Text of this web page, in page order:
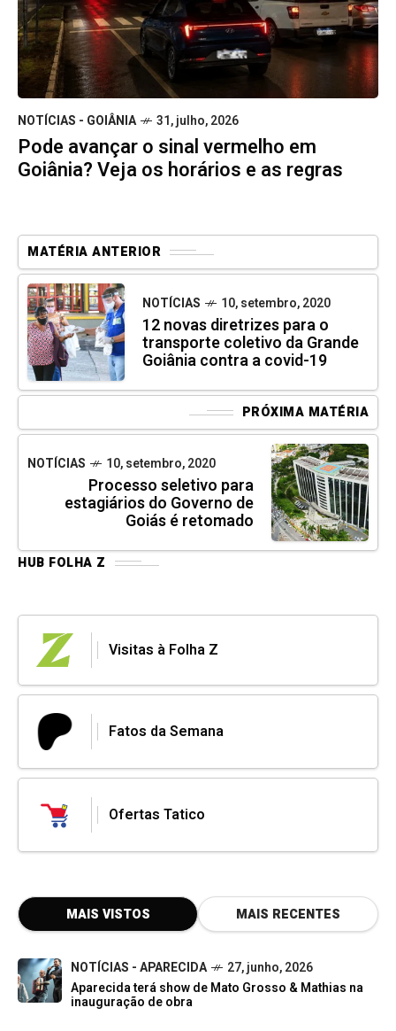
NOTÍCIAS - GOIÂNIA 31, julho, 2026
Pode avançar o sinal vermelho em
Goiânia? Veja os horários e as regras
MATÉRIA ANTERIOR
NOTÍCIAS 10, setembro, 2020
12 novas diretrizes para o
transporte coletivo da Grande
Goiânia contra a covid-19
PRÓXIMA MATÉRIA
NOTÍCIAS 10, setembro, 2020
Processo seletivo para
estagiários do Governo de
Goiás é retomado
HUB FOLHA Z
Visitas à Folha Z
Fatos da Semana
Ofertas Tatico
MAIS VISTOS MAIS RECENTES
NOTÍCIAS - APARECIDA
27, junho, 2026
Aparecida terá show de Mato Grosso & Mathias na
inauguração de obra